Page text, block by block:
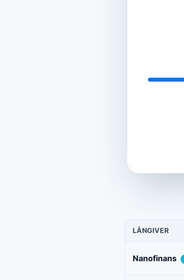
LÅNGIVER
Nanofinans